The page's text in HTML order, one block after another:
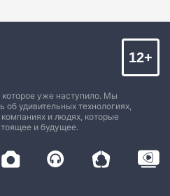
которое уже наступило. Мы
об удивительных технологиях,
и людях, которые
и будущее.
12+